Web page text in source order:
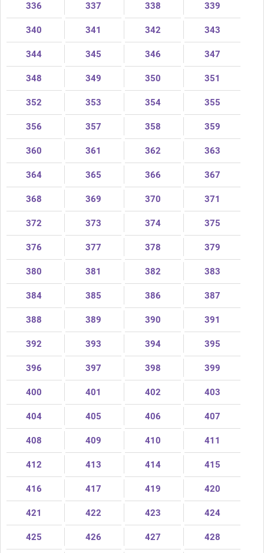
336 337 338 339
340 341 342 343
344 345 346 347
348 349 350 351
352 353 354 355
356 357 358 359
360 361 362 363
364 365 366 367
368 369 370 371
372 373 374 375
376 377 378 379
380 381 382 383
384 385 386 387
388 389 390 391
392 393 394 395
396 397 398 399
400 401 402 403
404 405 406 407
408 409 410 411
412 413 414 415
416 417 419 420
421 422 423 424
425 426 427 428